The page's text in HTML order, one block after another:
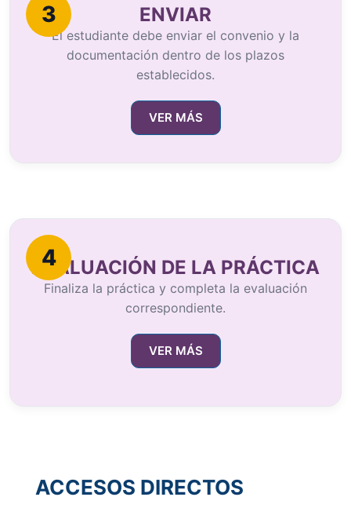
3 ENVIAR
El estudiante debe enviar el convenio y la
documentación dentro de los plazos
establecidos.
VER MÁS
4
EVALUACIÓN DE LA PRÁCTICA
Finaliza la práctica y completa la evaluación
correspondiente.
VER MÁS
ACCESOS DIRECTOS